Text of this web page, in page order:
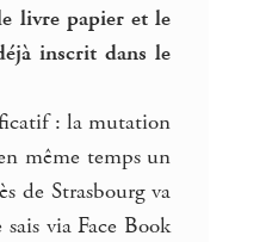
livre papier et le
inscrit dans le
: la mutation
même temps un
de Strasbourg va
via Face Book